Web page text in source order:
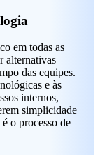
em todas as
alternativas
das equipes.
e às
internos,
simplicidade
o processo de